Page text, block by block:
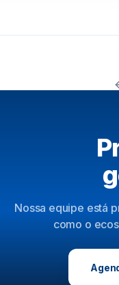
Nossa equipe está
como o